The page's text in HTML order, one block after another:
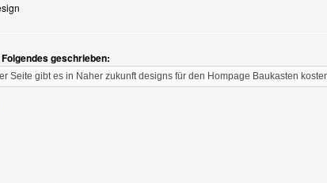
geschrieben:
Seite gibt es in Naher zukunft designs für den Hompage Baukasten